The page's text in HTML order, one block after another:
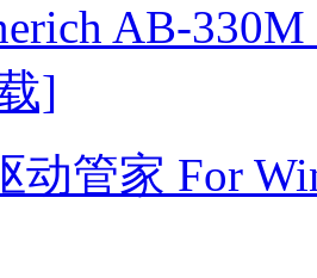
AB-
]
动管家 For